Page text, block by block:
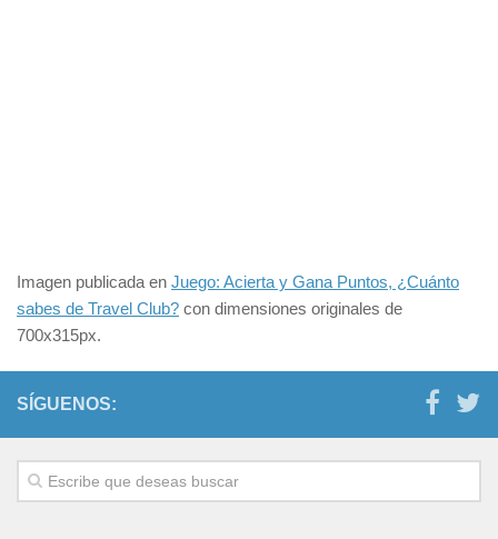
Imagen publicada en Juego: Acierta y Gana Puntos, ¿Cuánto
sabes de Travel Club? con dimensiones originales de
700x315px.
SÍGUENOS: